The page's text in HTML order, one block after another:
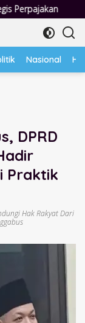
Berkah Polsek
Nasional
DPRD
Praktik
Hak Rakyat Dari